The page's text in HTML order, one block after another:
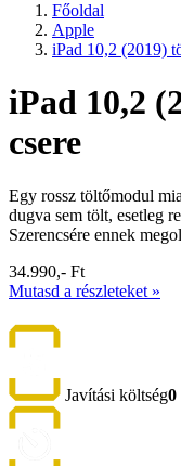
Főoldal
Apple
iPad 10,2 (2019)
iPad 10,2
csere
Egy rossz töltőmodul
dugva sem tölt, esetleg
Szerencsére ennek
34.990,- Ft
Mutasd a részleteket »
Javítási költség0